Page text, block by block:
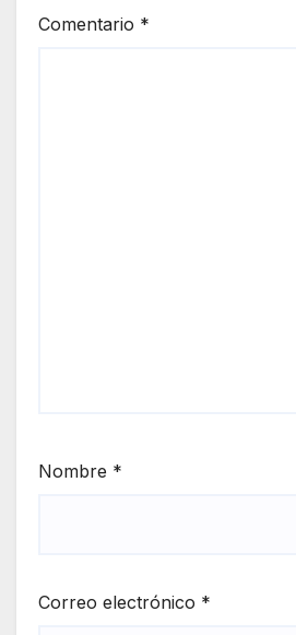
Comentario *
Nombre *
Correo electrónico *